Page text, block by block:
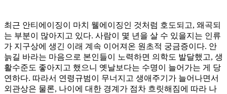
최근 안티에이징이 마치 웰에이징인 것처럼 호도되고, 왜곡되
는 부분이 많아지고 있다. 사람이 몇 년을 살 수 있을지는 인류
가 지구상에 생긴 이래 계속 이어져온 원초적 궁금증이다. 안
늙길 바라는 마음으로 본인들이 노력하면 의학도 발달했고, 생
활수준도 좋아지고 했으니 옛날보다는 수명이 늘어가는 게 당
연하다. 따라서 연령규범이 무너지고 생애주기가 늘어나면서
외관상은 물론, 나이에 대한 경계가 점차 흐릿해짐에 따라 나